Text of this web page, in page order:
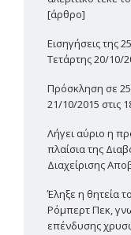
[άρθρο]
Εισηγήσεις της
Τετάρτης 20/10/
Πρόσκληση σε
21/10/2015 στις
Λήγει αύριο η
πλαίσια της
Διαχείρισης
Έληξε η θητεία
Ρόμπερτ Πεκ,
επένδυσης